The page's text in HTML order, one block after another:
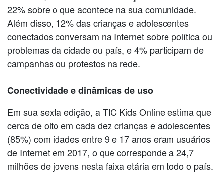
22% sobre o que acontece na sua comunidade.
Além disso, 12% das crianças e adolescentes
conectados conversam na Internet sobre política ou
problemas da cidade ou país, e 4% participam de
campanhas ou protestos na rede.
Conectividade e dinâmicas de uso
Em sua sexta edição, a TIC Kids Online estima que
cerca de oito em cada dez crianças e adolescentes
(85%) com idades entre 9 e 17 anos eram usuários
de Internet em 2017, o que corresponde a 24,7
milhões de jovens nesta faixa etária em todo o país.